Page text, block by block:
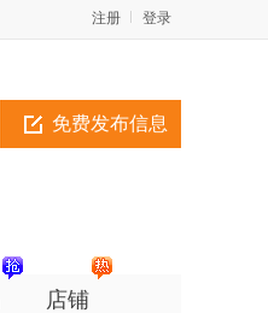
登录
注册
免费发布信息
店铺